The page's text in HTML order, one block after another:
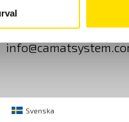
08-50 52 68 00
Svenska